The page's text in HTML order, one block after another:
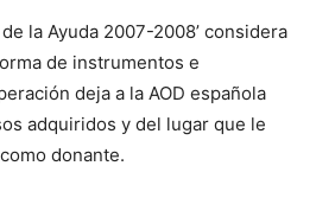
la Ayuda 2007-2008’ considera
de instrumentos e
deja a la AOD española
adquiridos y del lugar que le
donante.